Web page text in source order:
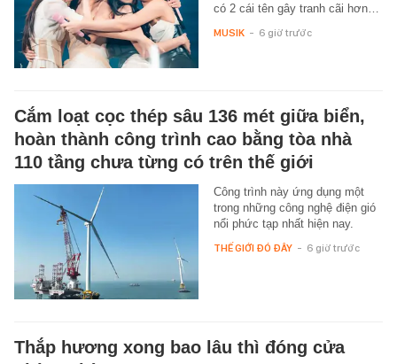
có 2 cái tên gây tranh cãi hơn…
MUSIK - 6 giờ trước
Cắm loạt cọc thép sâu 136 mét giữa biển,
hoàn thành công trình cao bằng tòa nhà
110 tầng chưa từng có trên thế giới
Công trình này ứng dụng một
trong những công nghệ điện gió
nổi phức tạp nhất hiện nay.
THẾ GIỚI ĐÓ ĐÂY - 6 giờ trước
Thắp hương xong bao lâu thì đóng cửa